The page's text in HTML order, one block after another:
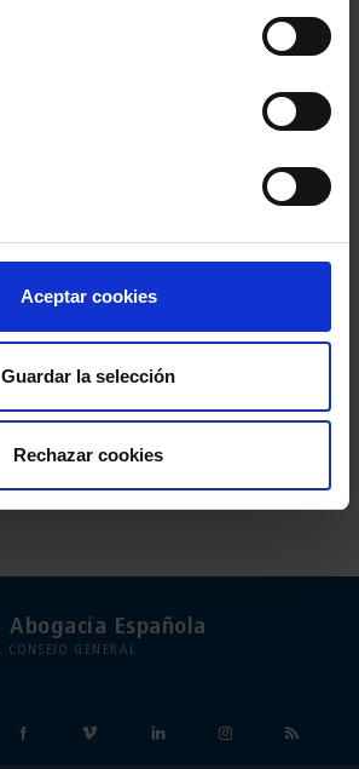
Aceptar cookies
Guardar la selección
Rechazar cookies
Abogacía Española
CONSEJO GENERAL